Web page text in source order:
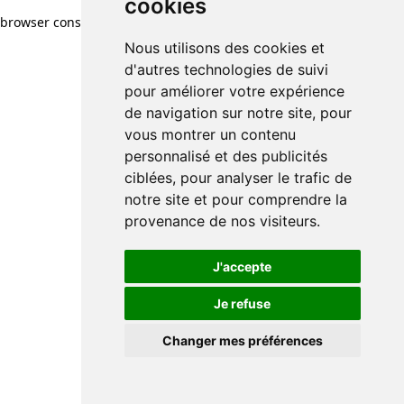
cookies
Nous utilisons des cookies et
d'autres technologies de suivi
pour améliorer votre expérience
de navigation sur notre site, pour
vous montrer un contenu
personnalisé et des publicités
ciblées, pour analyser le trafic de
notre site et pour comprendre la
provenance de nos visiteurs.
J'accepte
Je refuse
Changer mes préférences
browser console for more information)